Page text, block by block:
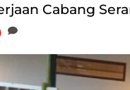
Cabang